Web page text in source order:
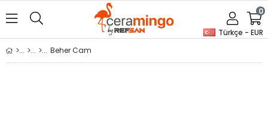
Türkçe - EUR
0
Beher Cam